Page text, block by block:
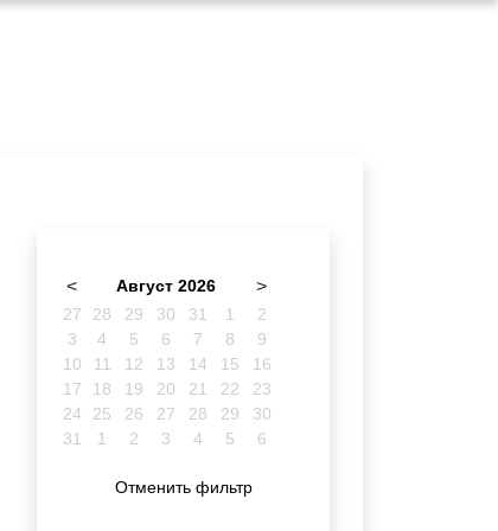
< Август 2026 >
27 28 29 30 31 1
2
3
4 5 6 7 8
9
10
11 12 13 14 15
16
17
18 19 20 21 22
23
24
25 26 27 28 29
30
31
1 2 3 4 5 6
Отменить фильтр